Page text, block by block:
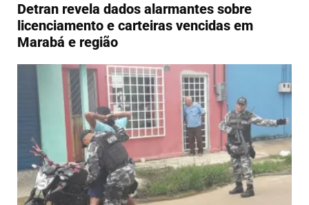
Detran revela dados alarmantes sobre
licenciamento e carteiras vencidas em
Marabá e região